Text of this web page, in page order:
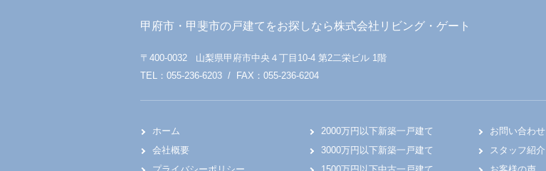
甲府市・甲斐市の戸建てをお探しなら株式会社リビング・ゲート
〒400-0032 山梨県甲府市中央４丁目10-4 第2二栄ビル 1階
TEL：055-236-6203 / FAX：055-236-6204
ホーム
会社概要
2000万円以下新築一戸建て
3000万円以下新築一戸建て
お問い合わせ
スタッフ紹介